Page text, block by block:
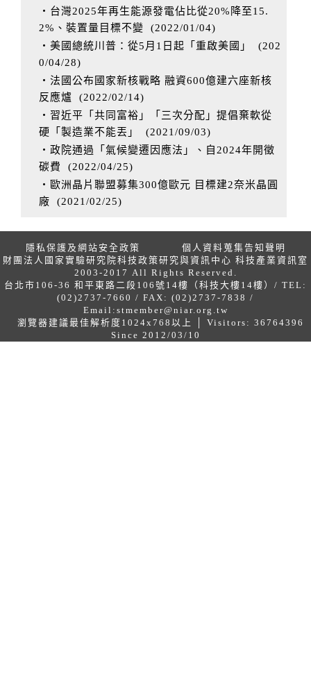
‧台灣2025年再生能源發電佔比從20%降至15.
2%、裝置量目標不變 (2022/01/04)
‧美國總統川普：從5月1日起「重啟美國」
(202
0/04/28)
‧法國公布國家新核戰略 融資600億建六座新核
反應爐
(2022/02/14)
‧習近平「共同富裕」「三次分配」提倡棄軟從
硬「製造業不能丟」
(2021/09/03)
‧政院通過「氣候變遷因應法」、自2024年開徵
碳費
(2022/04/25)
‧歐洲晶片聯盟募集300億歐元 目標建2奈米晶圓
廠 (2021/02/25)
隱私保護及網站安全政策
個人資料蒐集告知聲明
財團法人國家實驗研究院科技政策研究與資訊中心 科技產業資訊室
2003-2017 All Rights Reserved.
台北市106-36 和平東路二段106號14樓（科技大樓14樓）/ TEL:
(02)2737-7660 / FAX: (02)2737-7838 /
Email: stmember@niar.org.tw
瀏覽器建議最佳解析度1024x768以上 │ Visitors: 36764396
Since 2012/03/10